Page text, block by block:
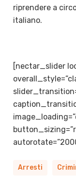
riprendere a
italiano.
[nectar_slider
Arresti